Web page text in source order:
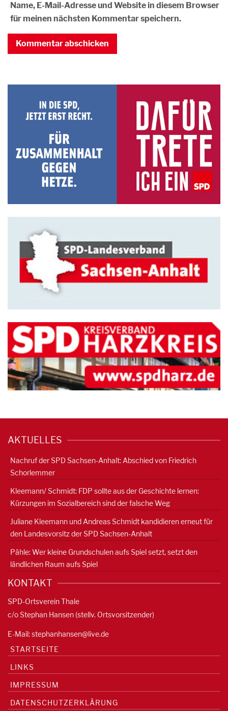
Name, E-Mail-Adresse und Website in diesem Browser
für meinen nächsten Kommentar speichern.
AKTUELLES
Nachruf der SPD Sachsen-Anhalt: Abschied von Friedrich
Schorlemmer
Kleemann/ Schmidt: FDP sollte aus der Geschichte lernen:
Kürzungen im Sozialbereich sind der falsche Weg
Juliane Kleemann und Andreas Schmidt kandidieren erneut für
den Landesvorsitz der SPD Sachsen-Anhalt
Pähle: Wer kleine Grundschulen aufs Spiel setzt, setzt den
ländlichen Raum aufs Spiel
KONTAKT
SPD-Ortsverein Thale
c/o Stephan Hansen (stellv. Ortsvorsitzender)
E-Mail:stephanhansen@live.de
STARTSEITE
LINKS
IMPRESSUM
DATENSCHUTZERKLÄRUNG